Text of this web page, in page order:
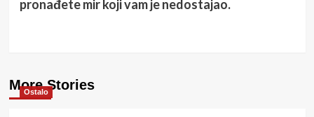
pronađete mir koji vam je nedostajao.
More Stories
Ostalo